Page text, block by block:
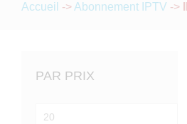
Accueil -> Abonnement IPTV ->
PAR PRIX
Prix